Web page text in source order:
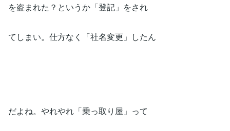
を盗まれた？というか「登記」をされ
てしまい。仕方なく「社名変更」したん
だよね。やれやれ「乗っ取り屋」って